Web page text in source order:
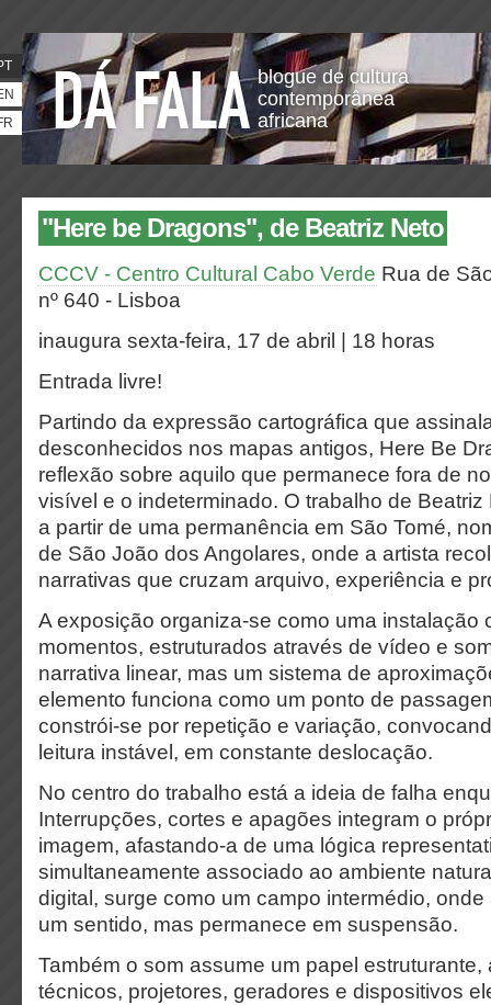
blogue de cultura
contemporânea
africana
"Here be Dragons", de Beatriz Neto
CCCV - Centro Cultural Cabo Verde Rua de
nº 640 - Lisboa
inaugura sexta-feira, 17 de abril | 18 horas
Entrada livre!
Partindo da expressão cartográfica que
desconhecidos nos mapas antigos, Here Be
reflexão sobre aquilo que permanece fora de
visível e o indeterminado. O trabalho de
a partir de uma permanência em São Tomé,
de São João dos Angolares, onde a artista
narrativas que cruzam arquivo, experiência e
A exposição organiza-se como uma instalação
momentos, estruturados através de vídeo e
narrativa linear, mas um sistema de
elemento funciona como um ponto de
constrói-se por repetição e variação,
leitura instável, em constante deslocação.
No centro do trabalho está a ideia de falha
Interrupções, cortes e apagões integram o
imagem, afastando-a de uma lógica
simultaneamente associado ao ambiente
digital, surge como um campo intermédio,
um sentido, mas permanece em suspensão.
Também o som assume um papel estruturante,
técnicos, projetores, geradores e dispositivos